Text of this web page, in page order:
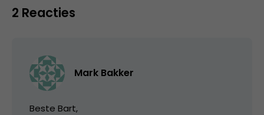
2 Reacties
Mark Bakker
Beste Bart,